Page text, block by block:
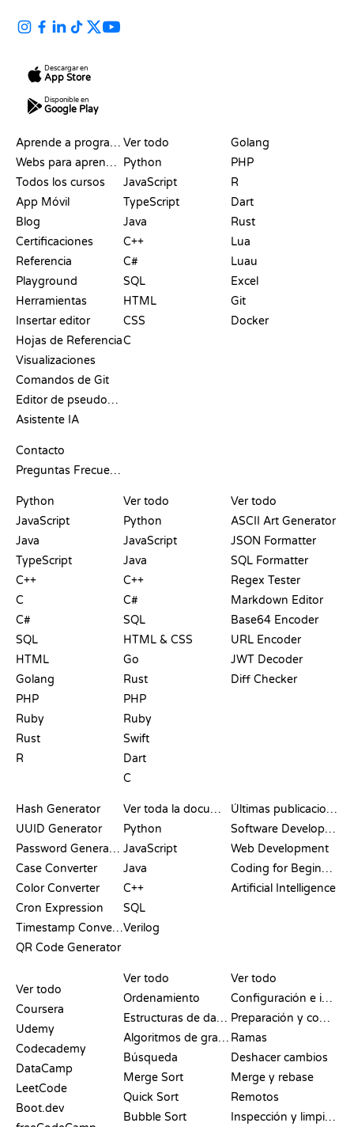
Descargar en
App Store
Disponible en
Google Play
Aprende a programar
Webs para aprender a programar gratis
Todos los cursos
App Móvil
Blog
Certificaciones
Referencia
Playground
Herramientas
Insertar editor
Hojas de Referencia
Visualizaciones
Comandos de Git
Editor de pseudocódigo
Asistente IA
Contacto
Preguntas Frecuentes
Ver todo
Python
JavaScript
TypeScript
Java
C++
C#
SQL
HTML
CSS
C
Golang
PHP
R
Dart
Rust
Lua
Luau
Excel
Git
Docker
Python
JavaScript
Java
TypeScript
C++
C
C#
SQL
HTML
Golang
PHP
Ruby
Rust
R
Ver todo
Python
JavaScript
Java
C++
C#
SQL
HTML & CSS
Go
Rust
PHP
Ruby
Swift
Dart
C
Ver todo
ASCII Art Generator
JSON Formatter
SQL Formatter
Regex Tester
Markdown Editor
Base64 Encoder
URL Encoder
JWT Decoder
Diff Checker
Hash Generator
UUID Generator
Password Generator
Case Converter
Color Converter
Cron Expression
Timestamp Converter
QR Code Generator
Ver toda la documentación
Python
JavaScript
Java
C++
SQL
Verilog
Últimas publicaciones
Software Development
Web Development
Coding for Beginners
Artificial Intelligence
Ver todo
Coursera
Udemy
Codecademy
DataCamp
LeetCode
Boot.dev
Ver todo
Ordenamiento
Estructuras de datos
Algoritmos de grafos
Búsqueda
Merge Sort
Quick Sort
Bubble Sort
Ver todo
Configuración e inicio
Preparación y commit
Ramas
Deshacer cambios
Merge y rebase
Remotos
Inspección y limpieza